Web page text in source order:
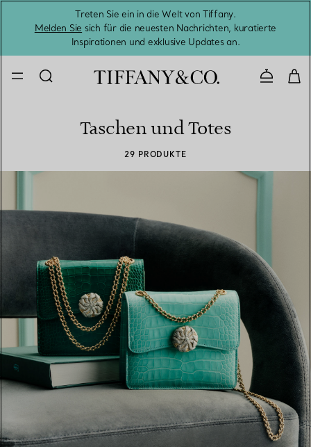
Treten Sie ein in die Welt von Tiffany.
Melden Sie sich für die neuesten Nachrichten, kuratierte
Inspirationen und exklusive Updates an.
Taschen und Totes
29 PRODUKTE